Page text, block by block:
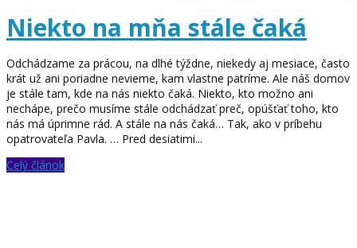
Niekto na mňa stále čaká
Odchádzame za prácou, na dlhé týždne, niekedy aj mesiace, často
krát už ani poriadne nevieme, kam vlastne patríme. Ale náš domov
je stále tam, kde na nás niekto čaká. Niekto, kto možno ani
nechápe, prečo musíme stále odchádzať preč, opúšťať toho, kto
nás má úprimne rád. A stále na nás čaká… Tak, ako v príbehu
opatrovateľa Pavla. … Pred desiatimi...
Celý článok